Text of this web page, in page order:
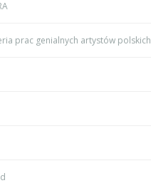
prac genialnych artystów polskich